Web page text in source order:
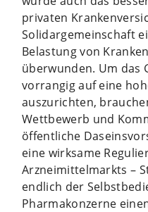
privaten
Solidargemeinschaft
Belastung von
überwunden. Um das
vorrangig auf eine
auszurichten,
Wettbewerb und
öffentliche
eine wirksame
Arzneimittelmarkts –
endlich der
Pharmakonzerne